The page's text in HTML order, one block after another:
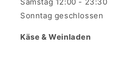
Sonntag geschlossen
Käse & Weinladen